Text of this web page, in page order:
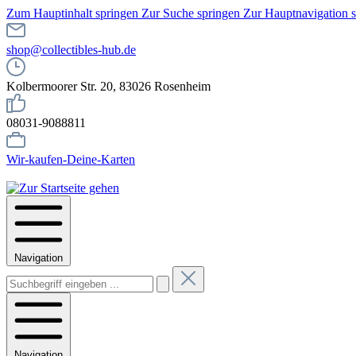
Zum Hauptinhalt springen Zur Suche springen Zur Hauptnavigation
shop@collectibles-hub.de
Kolbermoorer Str. 20, 83026 Rosenheim
08031-9088811
Wir-kaufen-Deine-Karten
Navigation